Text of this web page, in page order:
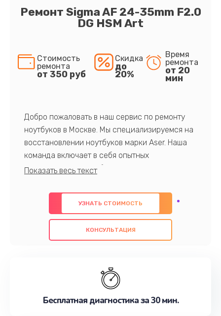
Ремонт Sigma AF 24-35mm F2.0
DG HSM Art
Стоимость
ремонта
от 350 руб
Скидка
до
20%
Время
ремонта
от 20
мин
Добро пожаловать в наш сервис по ремонту
ноутбуков в Москве. Мы специализируемся на
восстановлении ноутбуков марки Aser. Наша
команда включает в себя опытных
профессионалов с обширными знаниями и
предлагаем быстрый и качественный ремонт с
использованием оригинальных компонентов, а
также гарантируем качество всех
проведенных работ. Наша цель - предоставить
наилучшим образом. Не медлите записаться на
УЗНАТЬ СТОИМОСТЬ
КОНСУЛЬТАЦИЯ
Бесплатная диагностика за 30 мин.